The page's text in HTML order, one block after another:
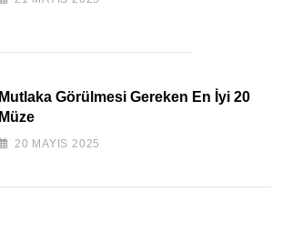
Mutlaka Görülmesi Gereken En İyi 20
Müze
20 MAYIS 2025